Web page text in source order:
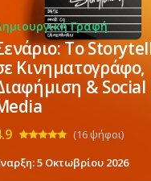
Γραφή
Το
Κινηματογράφο,
& Social
(16 ψήφοι)
5 Οκτωβρίου 2026